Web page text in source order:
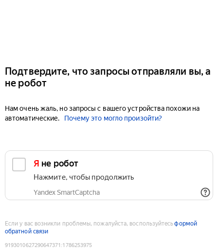
Подтвердите, что запросы отправляли вы, а
не робот
Нам очень жаль, но запросы с вашего устройства похожи на
автоматические.
Почему это могло произойти?
Я не робот
Нажмите, чтобы продолжить
Yandex SmartCaptcha
Если у вас возникли проблемы, пожалуйста, воспользуйтесьформой
обратной связи
9193010627290647371 :1786253975